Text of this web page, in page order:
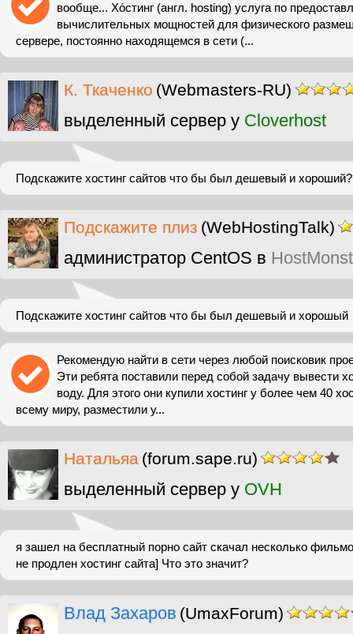
вообще... Хо́стинг (англ. hosting) услуга по
вычислительных мощностей для физического
сервере, постоянно находящемся в сети (...
К. Ткаченко (Webmasters-RU)
выделенный сервер у Cloverhost
Подскажите хостинг сайтов что бы был дешевый и
Подскажите плиз (WebHostingTalk)
администратор CentOS в
Подскажите хостинг сайтов что бы был дешевый и хорошый
Рекомендую найти в сети через любой поисковик
Эти ребята поставили перед собой задачу вывести
воду. Для этого они купили хостинг у более чем 40
всему миру, разместили у...
Натальяа (forum.sape.ru)
выделенный сервер у OVH
я зашел на бесплатный порно сайт скачал несколько
не продлен хостинг сайта] Что это значит?
Влад Захаров (UmaxForum)